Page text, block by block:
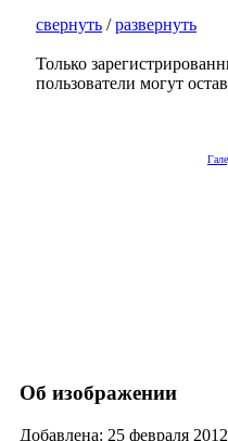
свернуть /развернуть
Только
пользователи могут
Об изображении
Добавлена: 25 февраля